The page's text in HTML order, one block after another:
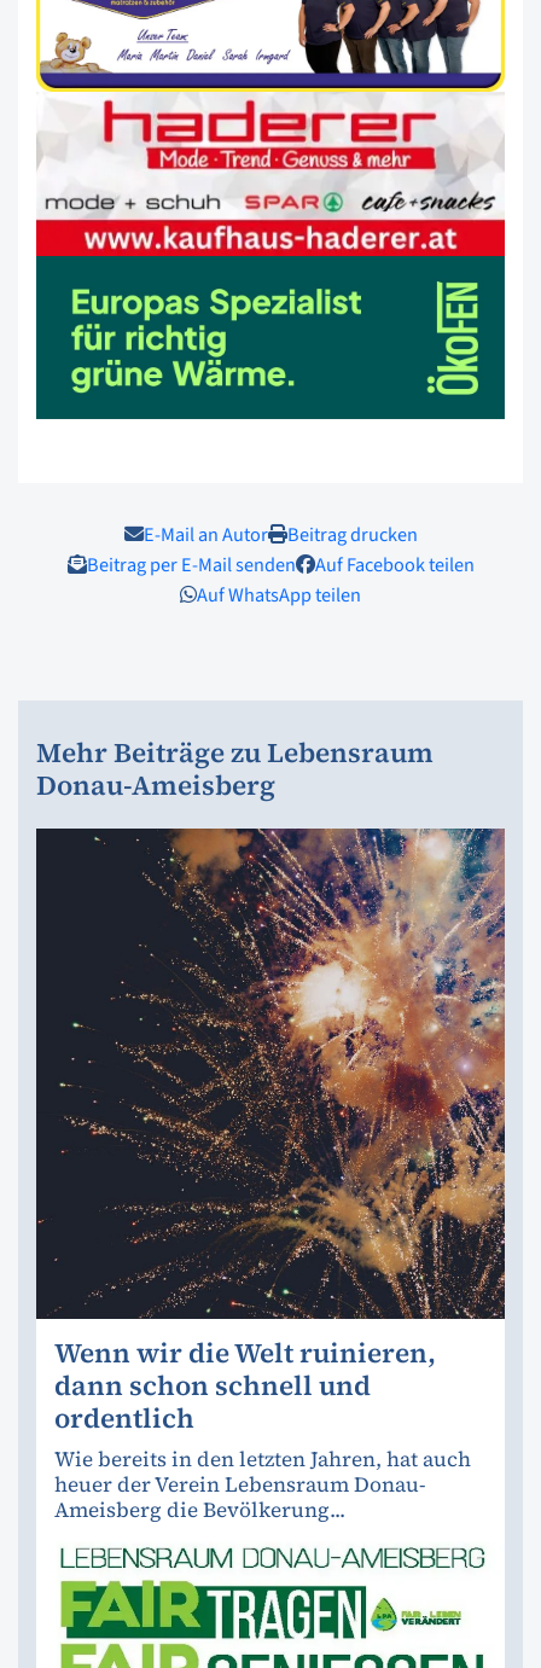
E-Mail an Autor
Beitrag drucken
Beitrag per E-Mail senden
Auf Facebook teilen
Auf WhatsApp teilen
Mehr Beiträge zu Lebensraum
Donau-Ameisberg
Wenn wir die Welt ruinieren,
dann schon schnell und
ordentlich
Wie bereits in den letzten Jahren, hat auch
heuer der Verein Lebensraum Donau-
Ameisberg die Bevölkerung...